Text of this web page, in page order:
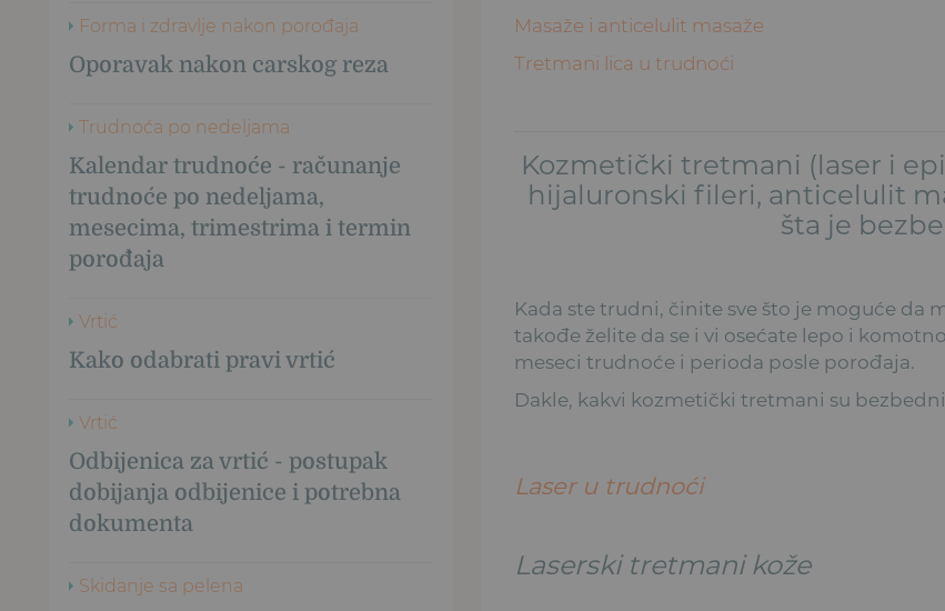
Forma i zdravlje nakon porođaja
Oporavak nakon carskog reza
Trudnoća po nedeljama
Kalendar trudnoće - računanje
trudnoće po nedeljama,
mesecima, trimestrima i termin
porođaja
Vrtić
Kako odabrati pravi vrtić
Vrtić
Odbijenica za vrtić - postupak
dobijanja odbijenice i potrebna
dokumenta
Skidanje sa pelena
Masaže i anticelulit masaže
Tretmani lica u trudnoći
Kozmetički tretmani (laser i
hijaluronski fileri, anticelulit
šta je
Kada ste trudni, činite sve što je moguće da
takođe želite da se i vi osećate lepo i
meseci trudnoće i perioda posle porođaja.
Dakle, kakvi kozmetički tretmani su
Laser u trudnoći
Laserski tretmani kože